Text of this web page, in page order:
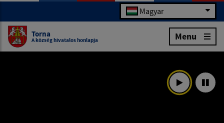
Magyar
Torna
A község hivatalos honlapja Menu